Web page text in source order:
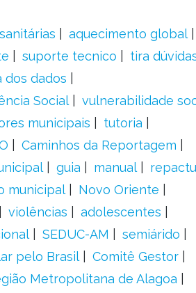
aquecimento global
suporte tecnico
tira
dos dados
Social
vulnerabilidade
municipais
tutoria
Caminhos da Reportagem
guia manual
municipal
Novo Oriente
violências
adolescentes
SEDUC-AM
semiárido
pelo Brasil
Comitê Gestor
Metropolitana de Alagoa